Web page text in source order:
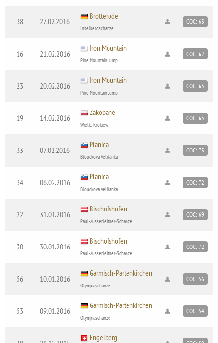
38 27.02.2016
Brotterode
Inselbergschanze
COC: 63
16 21.02.2016
Iron Mountain
Pine Mountain Jump
COC: 62
23 20.02.2016
Iron Mountain
Pine Mountain Jump
COC: 65
19 14.02.2016
Zakopane
Wielka Krokiew
COC: 65
33 07.02.2016
Planica
Bloudkova Velikanka
COC: 73
34 06.02.2016
Planica
Bloudkova Velikanka
COC: 72
22 31.01.2016
Bischofshofen
Paul-Ausserleitner-Schanze
COC: 69
30 30.01.2016
Bischofshofen
Paul-Ausserleitner-Schanze
COC: 72
56 10.01.2016
Garmisch-Partenkirchen
Olympiaschanze
COC: 56
53 09.01.2016
Garmisch-Partenkirchen
Olympiaschanze
COC: 54
Engelberg